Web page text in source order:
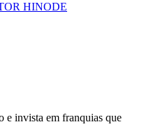
HINODE
e invista em franquias que